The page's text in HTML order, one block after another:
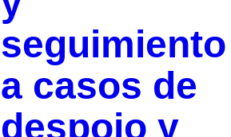
seguimiento
a casos de
despojo y